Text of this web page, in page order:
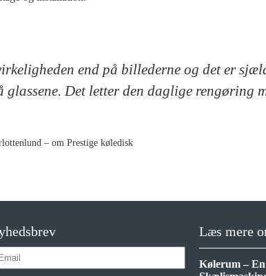
end på billederne og det er
Det letter den daglige rengøring
– om Prestige køledisk
Læs mere
Kølerum –